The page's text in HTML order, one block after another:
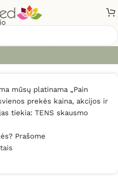
mūsų platinama „Pain
prekės kaina, akcijos ir
tiekia: TENS skausmo
Prašome